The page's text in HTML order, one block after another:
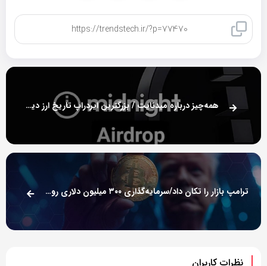
همه‌چیز درباره میدنایت / بزرگترین ایردراپ تاریخ ارز دیجیتال را بشناسید
ترامپ بازار را تکان داد/سرمایه‌گذاری ۳۰۰ میلیون دلاری روی مشتقات بیت‌کوین!
نظرات کاربران